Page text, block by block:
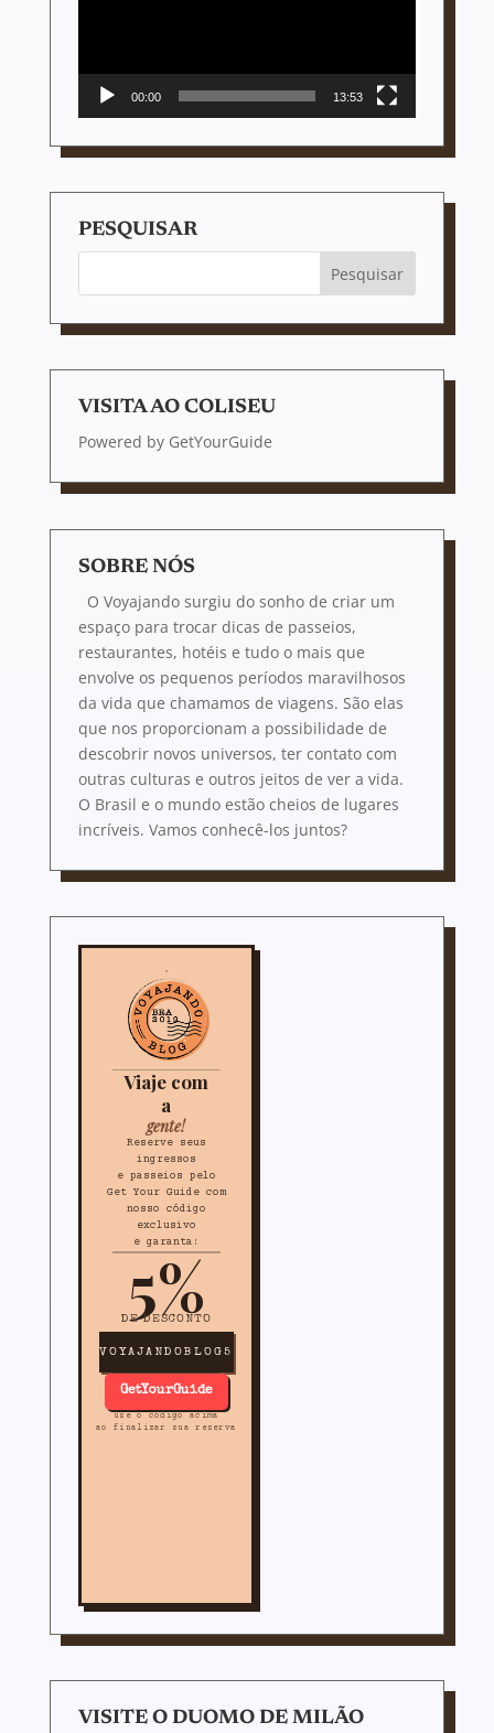
00:00 13:53
PESQUISAR
VISITA AO COLISEU
Powered by GetYourGuide
SOBRE NÓS
O Voyajando surgiu do sonho de criar um
espaço para trocar dicas de passeios,
restaurantes, hotéis e tudo o mais que
envolve os pequenos períodos maravilhosos
da vida que chamamos de viagens. São elas
que nos proporcionam a possibilidade de
descobrir novos universos, ter contato com
outras culturas e outros jeitos de ver a vida.
O Brasil e o mundo estão cheios de lugares
incríveis. Vamos conhecê-los juntos?
Viaje com
a
gente!
Reserve seus
ingressos
e passeios pelo
Get Your Guide com
nosso código
exclusivo
e garanta:
5%
DE DESCONTO
VOYAJANDOBLOG5
GetYourGuide
use o código acima
ao finalizar sua reserva
VISITE O DUOMO DE MILÃO